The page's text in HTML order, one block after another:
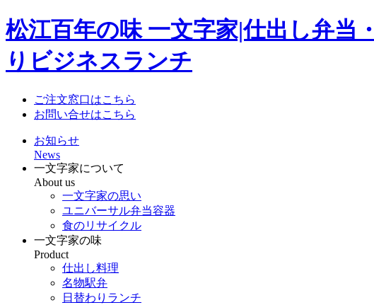
松江百年の味 一文字家|仕出し弁当
りビジネスランチ
ご注文窓口はこちら
お問い合せはこちら
お知らせ
News
一文字家について
About us
一文字家の思い
ユニバーサル弁当容器
食のリサイクル
一文字家の味
Product
仕出し料理
名物駅弁
日替わりランチ